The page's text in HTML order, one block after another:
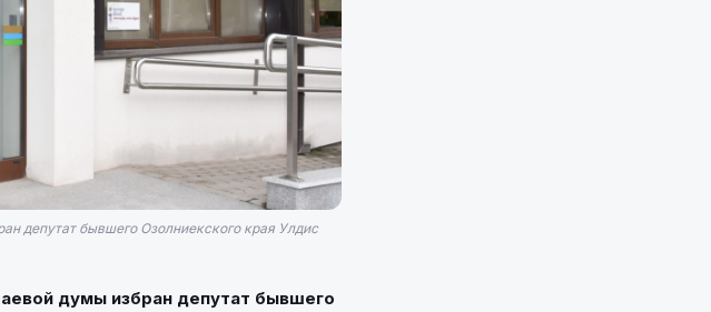
депутат бывшего Озолниекского края Улдис
думы избран депутат бывшего